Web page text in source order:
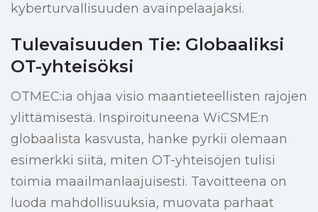
kyberturvallisuuden avainpelaajaksi.
Tulevaisuuden Tie: Globaaliksi
OT-yhteisöksi
OTMEC:ia ohjaa visio maantieteellisten rajojen
ylittämisestä. Inspiroituneena WiCSME:n
globaalista kasvusta, hanke pyrkii olemaan
esimerkki siitä, miten OT-yhteisöjen tulisi
toimia maailmanlaajuisesti. Tavoitteena on
luoda mahdollisuuksia, muovata parhaat